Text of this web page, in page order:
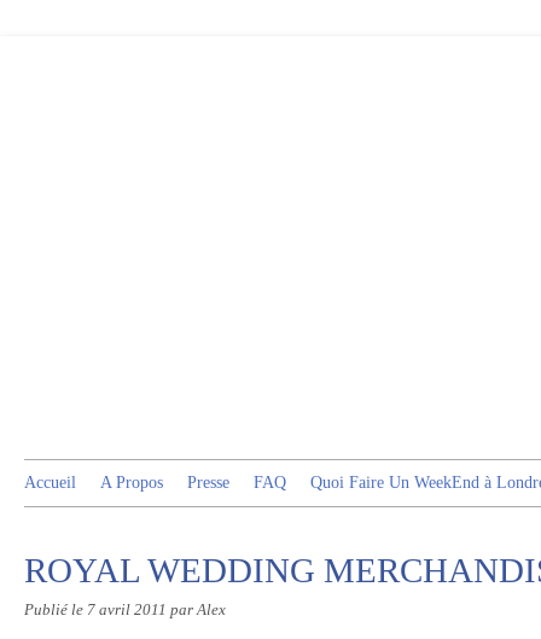
Accueil A Propos Presse FAQ Quoi Faire Un WeekEnd à
ROYAL WEDDING
Publié le 7 avril 2011 par Alex